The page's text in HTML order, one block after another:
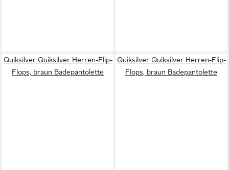
Quiksilver Quiksilver Herren-Flip-
Flops, braun Badepantolette
Quiksilver Quiksilver Herren-Flip-
Flops, braun Badepantolette